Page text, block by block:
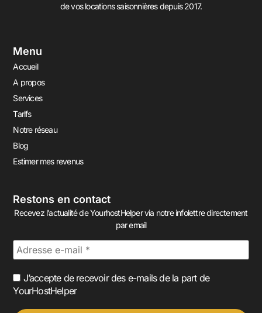
de vos locations saisonnières depuis 2017.
Menu
Accueil
A propos
Services
Tarifs
Notre réseau
Blog
Estimer mes revenus
Restons en contact
Recevez l’actualité de YourhostHelper via notre infolettre directement
par email
J’accepte de recevoir des e-mails de la part de
YourHostHelper